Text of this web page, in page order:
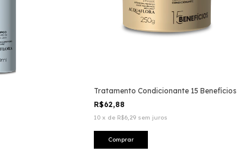
Tratamento Condicionante 15 Benefícios
R$62,88
10 x de R$6,29 sem juros